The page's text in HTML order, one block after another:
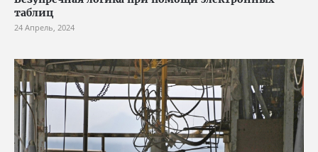
таблиц
24 Апрель, 2024